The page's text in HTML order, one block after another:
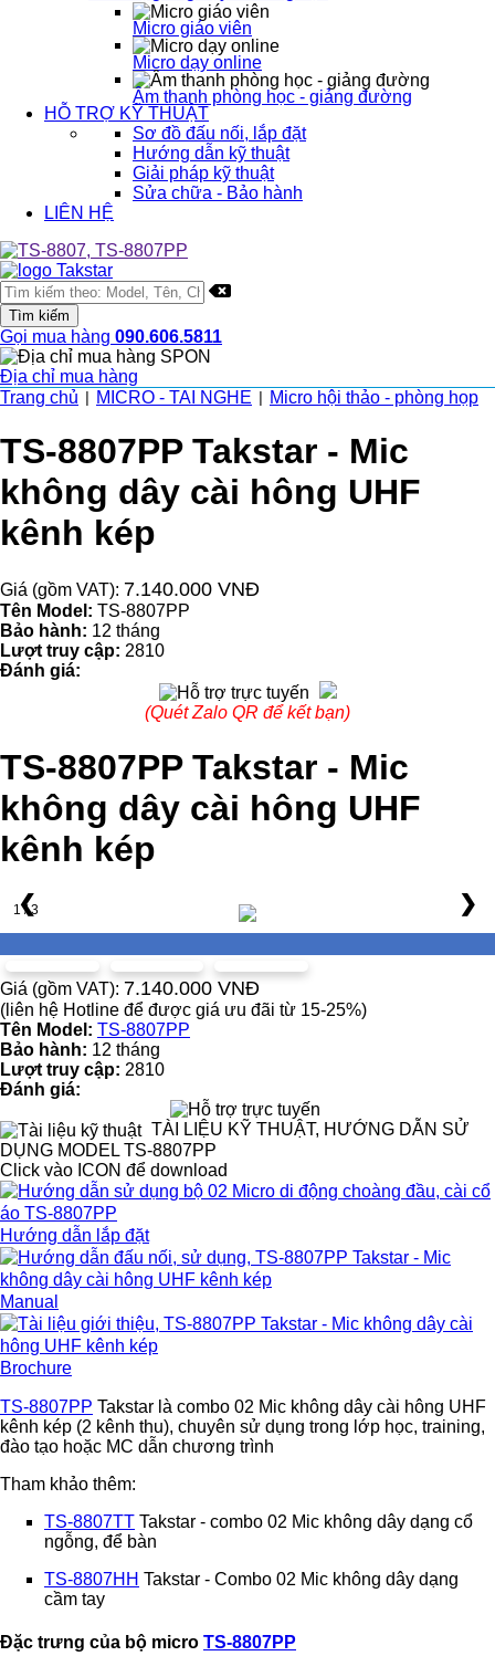
Micro giáo viên
Micro dạy online
Âm thanh phòng học - giảng đường
HỖ TRỢ KỸ THUẬT
Sơ đồ đấu nối, lắp đặt
Hướng dẫn kỹ thuật
Giải pháp kỹ thuật
Sửa chữa - Bảo hành
LIÊN HỆ
Gọi mua hàng 090.606.5811
Địa chỉ mua hàng
Trang chủ
MICRO - TAI NGHE Micro hội thảo - phòng họp
TS-8807PP Takstar - Mic
không dây cài hông UHF
kênh kép
Giá (gồm VAT): 7.140.000 VNĐ
Tên Model: TS-8807PP
Bảo hành: 12 tháng
Lượt truy cập: 2810
Đánh giá:
(Quét Zalo QR để kết bạn)
TS-8807PP Takstar - Mic
không dây cài hông UHF
kênh kép
1 / 3
❮ ❯
Giá (gồm VAT): 7.140.000 VNĐ
(liên hệ Hotline để được giá ưu đãi từ 15-25%)
Tên Model: TS-8807PP
Bảo hành: 12 tháng
Lượt truy cập: 2810
Đánh giá:
TÀI LIỆU KỸ THUẬT, HƯỚNG DẪN SỬ
DỤNG MODEL TS-8807PP
Click vào ICON để download
Hướng dẫn lắp đặt
Manual
Brochure
TS-8807PP Takstar là combo 02 Mic không dây cài hông UHF
kênh kép (2 kênh thu), chuyên sử dụng trong lớp học, training,
đào tạo hoặc MC dẫn chương trình
Tham khảo thêm:
TS-8807TT Takstar - combo 02 Mic không dây dạng cổ
ngỗng, để bàn
TS-8807HH Takstar - Combo 02 Mic không dây dạng
cầm tay
Đặc trưng của bộ micro TS-8807PP